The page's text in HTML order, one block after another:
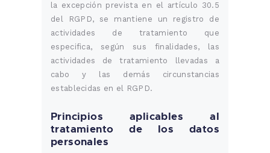
la excepción prevista en el artículo 30.5
del RGPD, se mantiene un registro de
actividades de tratamiento que
especifica, según sus finalidades, las
actividades de tratamiento llevadas a
cabo y las demás circunstancias
establecidas en el RGPD.
Principios aplicables al
tratamiento de los datos
personales